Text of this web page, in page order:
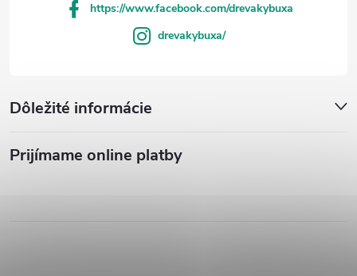
https://www.facebook.com/drevakybuxa
drevakybuxa/
Dôležité informácie
Prijímame online platby